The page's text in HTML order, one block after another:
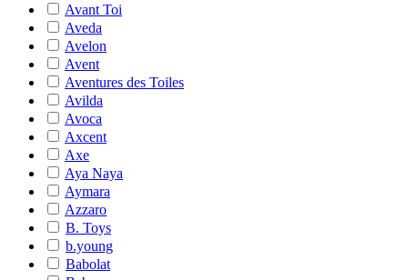
Avant Toi
Aveda
Avelon
Avent
Aventures des Toiles
Avilda
Avoca
Axcent
Axe
Aya Naya
Aymara
Azzaro
B. Toys
b.young
Babolat